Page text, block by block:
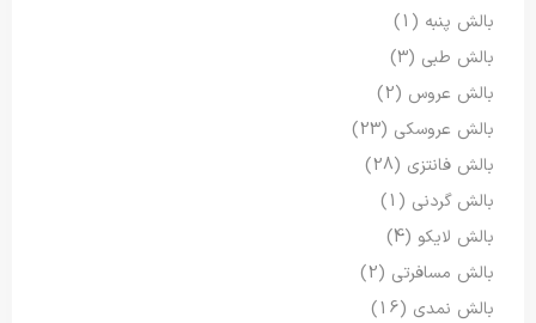
بالش پنبه (1)
بالش طبی (3)
بالش عروس (2)
بالش عروسکی (23)
بالش فانتزی (28)
بالش گردنی (1)
بالش لایکو (4)
بالش مسافرتی (2)
بالش نمدی (16)